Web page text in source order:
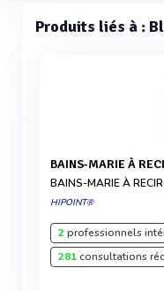
Produits liés à :
BAINS-MARIE À
BAINS-MARIE À
HIPOINT®
2professionnels
281consultations